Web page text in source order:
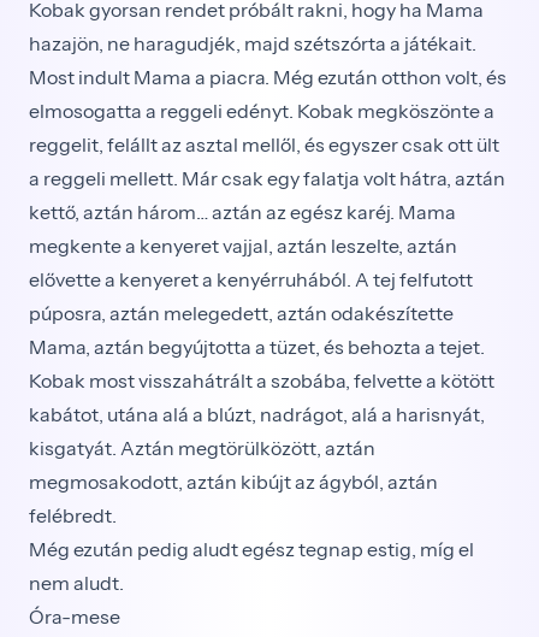
Kobak gyorsan rendet próbált rakni, hogy ha Mama
hazajön, ne haragudjék, majd szétszórta a játékait.
Most indult Mama a piacra. Még ezután otthon volt, és
elmosogatta a reggeli edényt. Kobak megköszönte a
reggelit, felállt az asztal mellől, és egyszer csak ott ült
a reggeli mellett. Már csak egy falatja volt hátra, aztán
kettő, aztán három… aztán az egész karéj. Mama
megkente a kenyeret vajjal, aztán leszelte, aztán
elővette a kenyeret a kenyérruhából. A tej felfutott
púposra, aztán melegedett, aztán odakészítette
Mama, aztán begyújtotta a tüzet, és behozta a tejet.
Kobak most visszahátrált a szobába, felvette a kötött
kabátot, utána alá a blúzt, nadrágot, alá a harisnyát,
kisgatyát. Aztán megtörülközött, aztán
megmosakodott, aztán kibújt az ágyból, aztán
felébredt.
Még ezután pedig aludt egész tegnap estig, míg el
nem aludt.
Óra-mese